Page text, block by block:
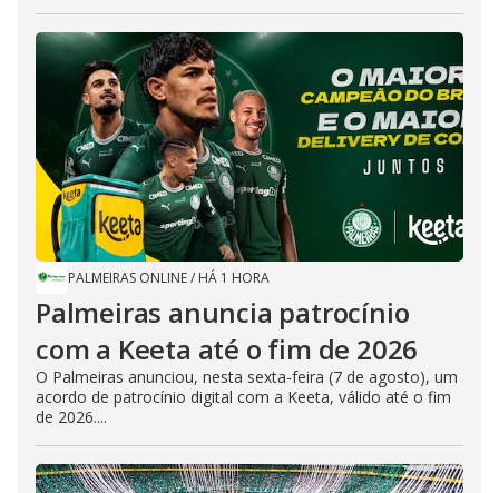
PALMEIRAS ONLINE/ HÁ 1 HORA
Palmeiras anuncia patrocínio
com a Keeta até o fim de 2026
O Palmeiras anunciou, nesta sexta-feira (7 de agosto), um
acordo de patrocínio digital com a Keeta, válido até o fim
de 2026....